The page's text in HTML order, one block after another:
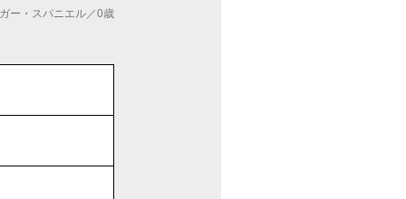
ー・スパニエル／0歳